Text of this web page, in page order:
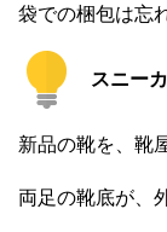
袋での梱包は忘
スニー
新品の靴を、靴
両足の靴底が、